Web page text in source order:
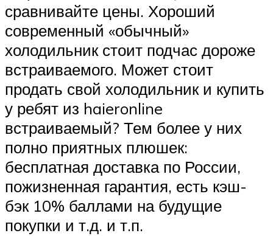
сравнивайте цены. Хороший
современный «обычный»
холодильник стоит подчас дороже
встраиваемого. Может стоит
продать свой холодильник и купить
у ребят из haieronline
встраиваемый? Тем более у них
полно приятных плюшек:
бесплатная доставка по России,
пожизненная гарантия, есть кэш-
бэк 10% баллами на будущие
покупки и т.д. и т.п.